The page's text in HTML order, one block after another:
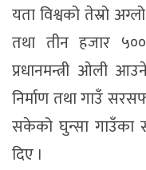
यता विश्वको तेस्रो
तथा तीन हजार
प्रधानमन्त्री ओली
निर्माण तथा गाउँ
सकेको घुन्सा गाउँका
दिए ।